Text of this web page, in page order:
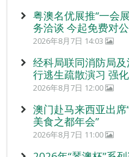
粤澳名优展推“一会
务洽谈 今起免费对
2026年8月7日 14:03
经科局联同消防局
行逃生疏散演习 强
2026年8月7日 12:00
澳门赴马来西亚出
美食之都年会”
2026年8月7日 11:00